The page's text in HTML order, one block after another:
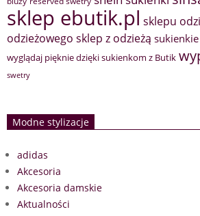
sklep ebutik.pl sklepu
odzieżowego sklep z odzieżą sukienkie
wyglądaj pięknie dzięki sukienkom z Butik
swetry
Modne stylizacje
adidas
Akcesoria
Akcesoria damskie
Aktualności